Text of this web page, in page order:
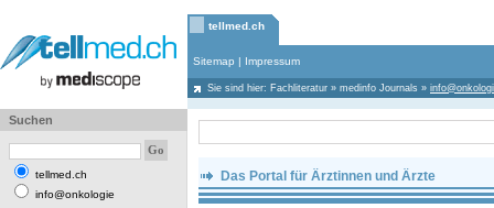
tellmed.ch
Sitemap | Impressum
Sie sind hier: Fachliteratur » medinfo Journals »
Suchen
tellmed.ch
info@onkologie
Das Portal für Ärztinnen und Ärzte